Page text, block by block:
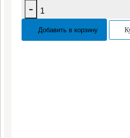
-
Добавить в корзину